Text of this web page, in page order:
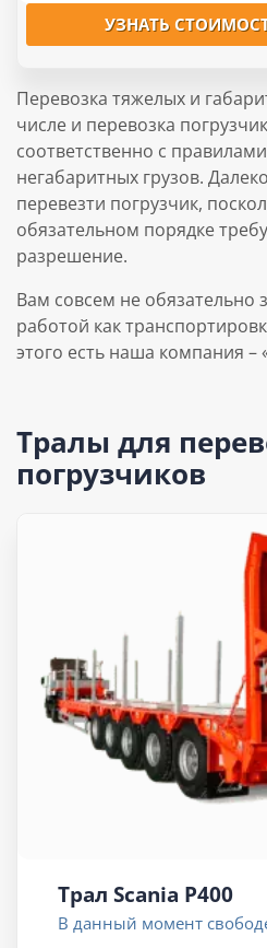
УЗНАТЬ
Перевозка тяжелых и
числе и перевозка
соответственно с
негабаритных грузов.
перевезти погрузчик,
обязательном порядке
разрешение.
Вам совсем не обязательно
работой как
этого есть наша компания
Тралы для
погрузчиков
Трал Scania P400
В данный момент